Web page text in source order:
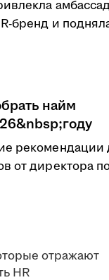
бренд и
найм
рекомендации
от директора